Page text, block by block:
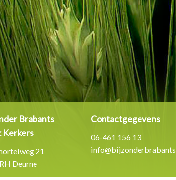
Brabants
Kerkers
21
Deurne
Contactgegevens
06-461 156 13